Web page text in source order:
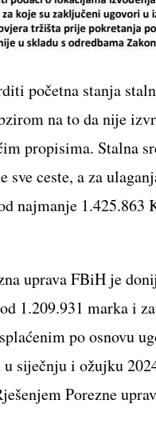
početna stanja
na to da nije
propisima. Stalna
sve ceste, a za
najmanje
uprava FBiH je
1.209.931 marka i
po osnovu
siječnju i ožujku
Porezne